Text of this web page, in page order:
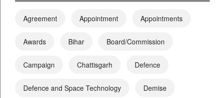
Agreement Appointment Appointments
Awards Bihar Board/Commission
Campaign Chattisgarh Defence
Defence and Space Technology Demise